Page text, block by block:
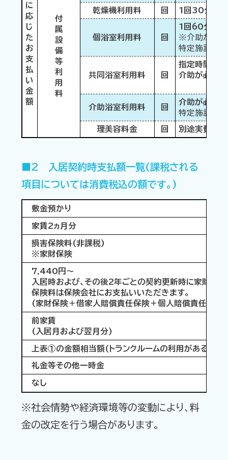
に
応
じ
た
お
支
払
い
金
額
付
属
設
備
等
利
用
料
乾燥機利用料 回 1回30分に
個浴室利用料 回
1回60分につ
※介助が必
特定施設入居
共同浴室利用料 回
指定時間内
介助が必要
介助浴室利用料 回
介助が必要
特定施設入居
理美容料金
回 別途実費
■2 入居契約時支払額一覧(課税される
項目については消費税込の額です。)
敷金預かり
家賃2ヵ月分
損害保険料(非課税)
※家財保険
7,440円～
入居時および、その後2年ごとの契約更新時に家財保険
保険料は保険会社にお支払いいただきます。
(家財保険＋借家人賠償責任保険＋個人賠償責任保険)
前家賃
(入居月および翌月分)
上表①の金額相当額(トランクルームの利用がある場
礼金等その他一時金
なし
※社会情勢や経済環境等の変動により、料
金の改定を行う場合があります。